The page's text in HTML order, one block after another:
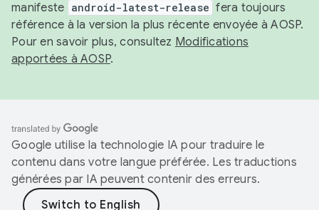
manifeste android-latest-release fera toujours
référence à la version la plus récente envoyée à AOSP.
Pour en savoir plus, consultez Modifications
apportées à AOSP.
Google utilise la technologie IA pour traduire le
contenu dans votre langue préférée. Les traductions
générées par IA peuvent contenir des erreurs.